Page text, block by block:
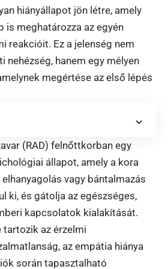
hiányállapot jön létre, amely
is meghatározza az egyén
reakcióit. Ez a jelenség nem
nehézség, hanem egy mélyen
megértése az első lépés
(RAD) felnőttkorban egy
állapot, amely a kora
vagy bántalmazás
ki, és gátolja az egészséges,
kapcsolatok kialakítását.
tartozik az érzelmi
az empátia hiánya
során tapasztalható